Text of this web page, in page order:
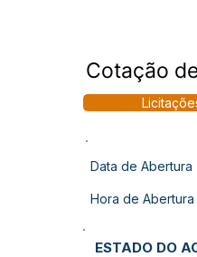
Cotação
Data de Abertura
Hora de Abertura
ESTADO DO